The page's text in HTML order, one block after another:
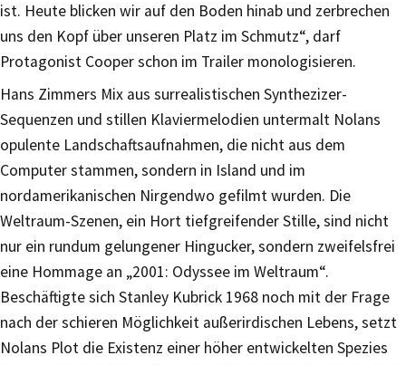
ist. Heute blicken wir auf den Boden hinab und zerbrechen
uns den Kopf über unseren Platz im Schmutz“, darf
Protagonist Cooper schon im Trailer monologisieren.
Hans Zimmers Mix aus surrealistischen Synthezizer-
Sequenzen und stillen Klaviermelodien untermalt Nolans
opulente Landschaftsaufnahmen, die nicht aus dem
Computer stammen, sondern in Island und im
nordamerikanischen Nirgendwo gefilmt wurden. Die
Weltraum-Szenen, ein Hort tiefgreifender Stille, sind nicht
nur ein rundum gelungener Hingucker, sondern zweifelsfrei
eine Hommage an „2001: Odyssee im Weltraum“.
Beschäftigte sich Stanley Kubrick 1968 noch mit der Frage
nach der schieren Möglichkeit außerirdischen Lebens, setzt
Nolans Plot die Existenz einer höher entwickelten Spezies